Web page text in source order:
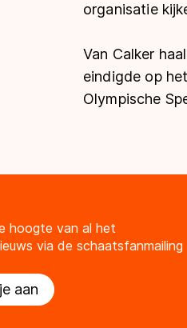
organisatie
Van Calker
eindigde op
Olympische
hoogte van al het
via de schaatsfanmailing
aan